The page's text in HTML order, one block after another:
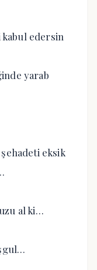
edersin
yarab
eksik
al ki…